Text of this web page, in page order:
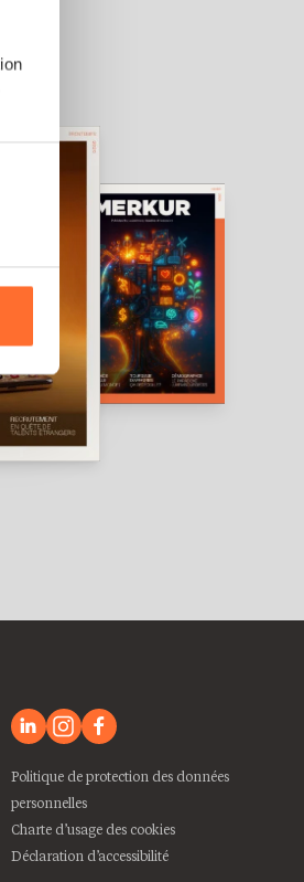
Politique de protection des données
personnelles
Charte d’usage des cookies
Déclaration d’accessibilité